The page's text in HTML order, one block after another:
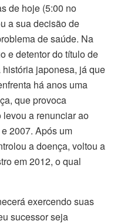
de hoje (5:00 no
a sua decisão de
de saúde. Na
e detentor do título de
japonesa, já que
há anos uma
que provoca
a renunciar ao
2007. Após um
a doença, voltou a
em 2012, o qual
exercendo suas
sucessor seja